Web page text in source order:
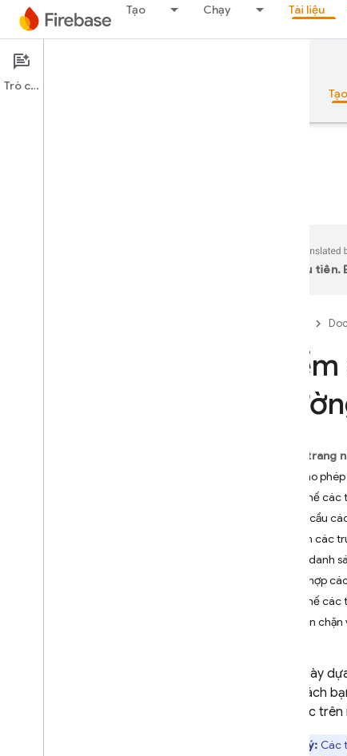
Tạo Chạy Tài liệu
Documentation
Tổng quan Tạo
ưu
Trên trang
Chỉ cho
Hạn chế
Yêu cầu
Cấm các
Tạo danh
Kết hợp
Hạn chế
Ngăn
Trang này
thích cách
thao tác
Lưu ý: Các
Trò chuyện